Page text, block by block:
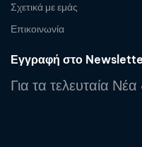
Σχετικά με εμάς
Επικοινωνία
Εγγραφή στο
Για τα τελευταία